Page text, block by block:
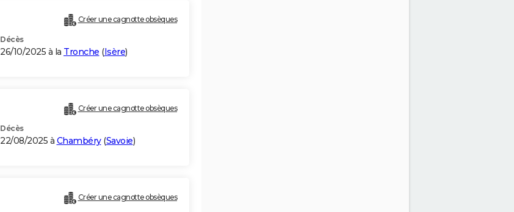
Créer une cagnotte obsèques
Décès
26/10/2025 à la Tronche (Isère)
Créer une cagnotte obsèques
Décès
22/08/2025 à Chambéry(Savoie)
Créer une cagnotte obsèques